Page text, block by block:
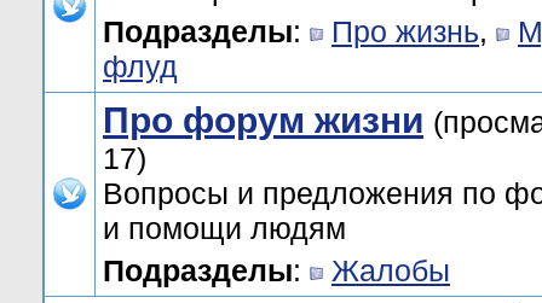
Подразделы: Про жизнь,
флуд
Про форум жизни
17)
Вопросы и предложения по
и помощи людям
Подразделы: Жалобы